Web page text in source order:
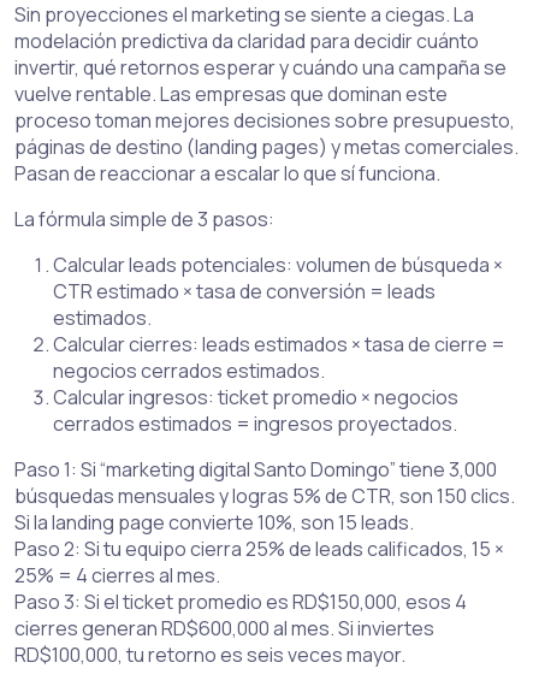
Sin proyecciones el marketing se siente a ciegas. La
modelación predictiva da claridad para decidir cuánto
invertir, qué retornos esperar y cuándo una campaña se
vuelve rentable. Las empresas que dominan este
proceso toman mejores decisiones sobre presupuesto,
páginas de destino (landing pages) y metas comerciales.
Pasan de reaccionar a escalar lo que sí funciona.
La fórmula simple de 3 pasos:
Calcular leads potenciales: volumen de búsqueda ×
CTR estimado × tasa de conversión = leads
estimados.
Calcular cierres: leads estimados × tasa de cierre =
negocios cerrados estimados.
Calcular ingresos: ticket promedio × negocios
cerrados estimados = ingresos proyectados.
Paso 1: Si “marketing digital Santo Domingo” tiene 3,000
búsquedas mensuales y logras 5% de CTR, son 150 clics.
Si la landing page convierte 10%, son 15 leads.
Paso 2: Si tu equipo cierra 25% de leads calificados, 15 ×
25% = 4 cierres al mes.
Paso 3: Si el ticket promedio es RD$150,000, esos 4
cierres generan RD$600,000 al mes. Si inviertes
RD$100,000, tu retorno es seis veces mayor.